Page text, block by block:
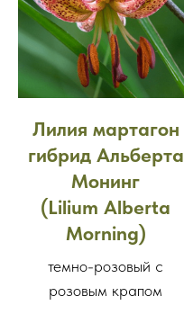
Лилия мартагон
гибрид Альберта
Монинг
(Lilium Alberta
Morning)
темно-розовый с
розовым крапом